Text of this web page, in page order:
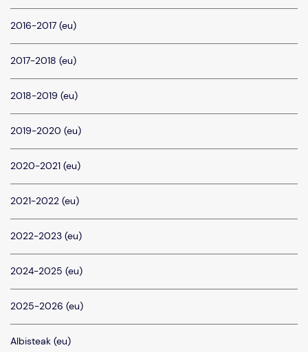
2016-2017 (eu)
2017-2018 (eu)
2018-2019 (eu)
2019-2020 (eu)
2020-2021 (eu)
2021-2022 (eu)
2022-2023 (eu)
2024-2025 (eu)
2025-2026 (eu)
Albisteak (eu)